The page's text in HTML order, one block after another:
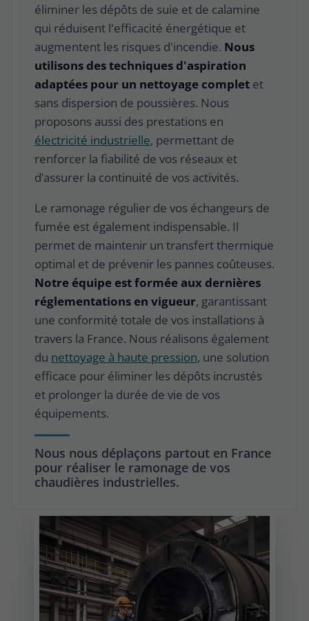
éliminer les dépôts de suie et de calamine
qui réduisent l'efficacité énergétique et
augmentent les risques d'incendie. Nous
utilisons des techniques d'aspiration
adaptées pour un nettoyage completet
sans dispersion de poussières. Nous
proposons aussi des prestations en
électricité industrielle, permettant de
renforcer la fiabilité de vos réseaux et
d’assurer la continuité de vos activités.
Le ramonage régulier de vos échangeurs de
fumée est également indispensable. Il
permet de maintenir un transfert thermique
optimal et de prévenir les pannes coûteuses.
Notre équipe est formée aux dernières
réglementations en vigueur, garantissant
une conformité totale de vos installations à
travers la France. Nous réalisons également
du nettoyage à haute pression, une solution
efficace pour éliminer les dépôts incrustés
et prolonger la durée de vie de vos
équipements.
Nous nous déplaçons partout en France
pour réaliser le ramonage de vos
chaudières industrielles.